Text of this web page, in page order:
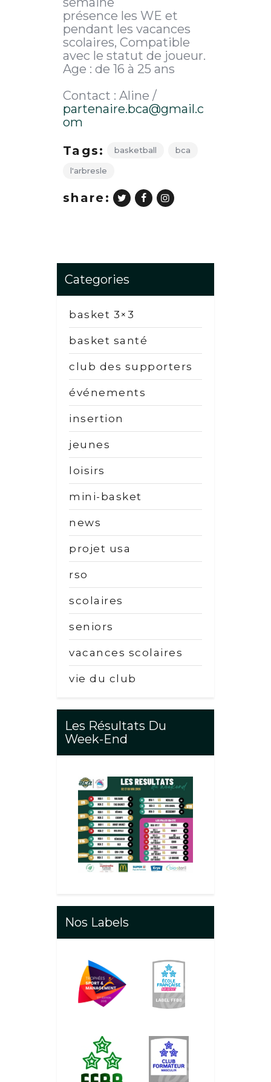
présence les WE et
pendant les vacances
scolaires, Compatible
avec le statut de joueur.
Age : de 16 à 25 ans
Contact : Aline /
partenaire.bca@gmail.c
om
Tags:
basketball bca
l'arbresle
share:
Categories
basket 3×3
basket santé
club des supporters
événements
insertion
jeunes
loisirs
mini-basket
news
projet usa
rso
scolaires
seniors
vacances scolaires
vie du club
Les Résultats Du
Week-End
Nos Labels